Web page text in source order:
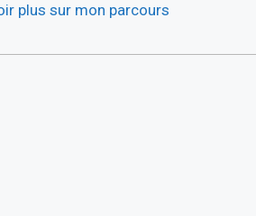
plus sur mon parcours